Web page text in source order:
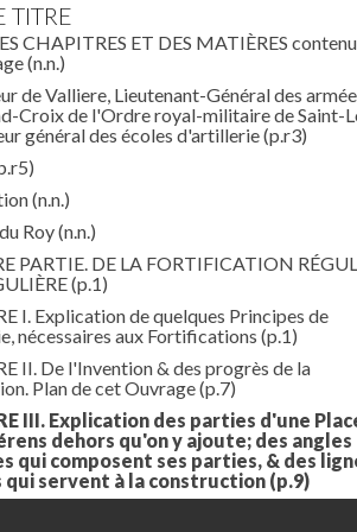
TITRE
CHAPITRES ET DES MATIÈRES
(n.n.)
de Valliere, Lieutenant-Général des
Croix de l'Ordre royal-militaire de Saint-
général des écoles d'artillerie(p.r3)
(n.n.)
Roy(n.n.)
PARTIE. DE LA FORTIFICATION
(p.1)
I. Explication de quelques Principes de
nécessaires aux Fortifications (p.1)
II. De l'Invention & des progrès de la
Plan de cet Ouvrage(p.7)
III. Explication des parties d'une
dehors qu'on y ajoute; des angles
qui composent ses parties, & des
qui servent à la construction (p.9)
& des angles qui composent les parties